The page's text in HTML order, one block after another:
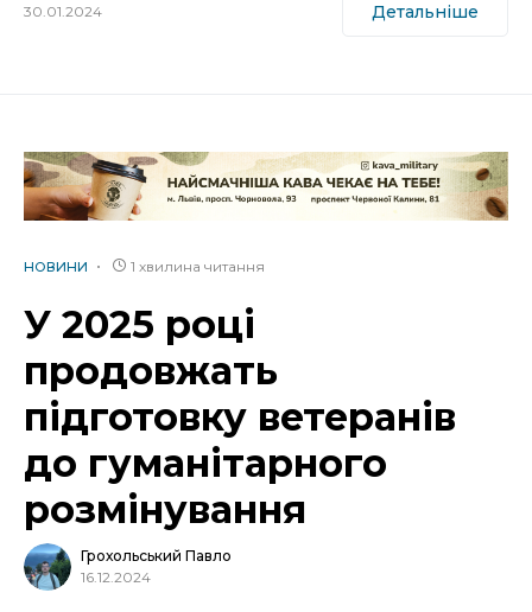
30.01.2024 Детальніше
НОВИНИ 1 хвилина читання
У 2025 році
продовжать
підготовку ветеранів
до гуманітарного
розмінування
Грохольський Павло
16.12.2024